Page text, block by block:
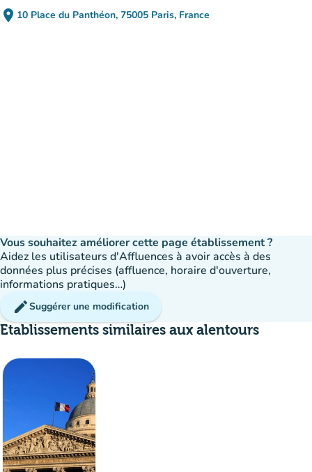
place 10 Place du Panthéon, 75005 Paris, France
(ouvrir dans Google Maps)
(nouvel onglet)
Vous souhaitez améliorer cette page établissement ?
Aidez les utilisateurs d'Affluences à avoir accès à des
données plus précises (affluence, horaire d'ouverture,
informations pratiques…)
editSuggérer une modification
Etablissements similaires aux alentours